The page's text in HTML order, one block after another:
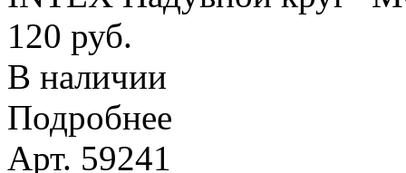
120 руб.
В наличии
Подробнее
Арт. 59241